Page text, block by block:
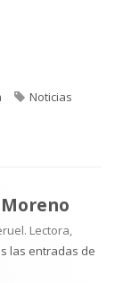
Etiquetas
Noticias
Lectora,
las entradas de